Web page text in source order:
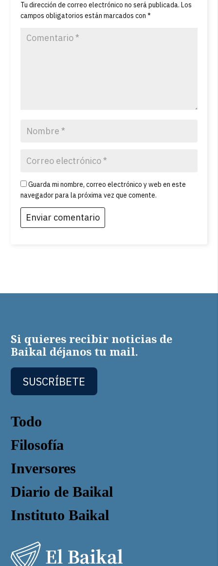
Tu dirección de correo electrónico no será publicada. Los
campos obligatorios están marcados con*
Guarda mi nombre, correo electrónico y web en este
navegador para la próxima vez que comente.
Todo
Filosofía
Inversores
Diario de Baikal
Instituto Baikal
Si quieres recibir noticias de
Baikal déjanos tu mail.
SUSCRÍBETE